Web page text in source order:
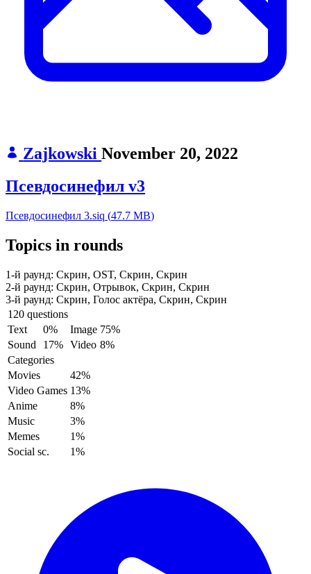
ZajkowskiNovember 20, 2022
Псевдосинефил v3
Псевдосинефил 3.siq (47.7 MB)
Topics in rounds
1-й раунд: Скрин, OST, Скрин, Скрин
2-й раунд: Скрин, Отрывок, Скрин, Скрин
3-й раунд: Скрин, Голос актёра, Скрин, Скрин
120 questions
Text
0% Image 75%
Sound
17% Video 8%
Categories
Movies
42%
Video Games 13%
Anime
8%
Music
3%
Memes
1%
Social sc.
1%